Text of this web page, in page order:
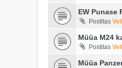
EW Punase
Postitas
Müüa M24
Postitas
Müüa